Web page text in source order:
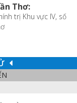
Thơ:
trị Khu vực IV, số